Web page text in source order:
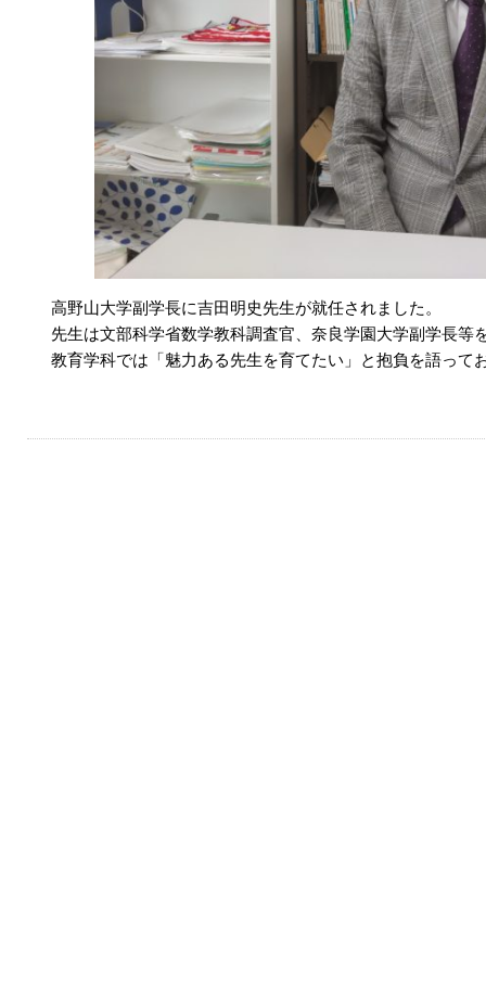
高野山大学副学長に吉田明史先生が就任されました。
先生は文部科学省数学教科調査官、奈良学園大学副学長等
教育学科では「魅力ある先生を育てたい」と抱負を語って